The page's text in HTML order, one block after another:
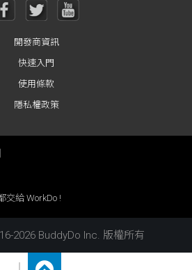
開發商資訊
快速入門
使用條款
隱私權政策
交給 WorkDo !
2026 BuddyDo Inc. 版權所有